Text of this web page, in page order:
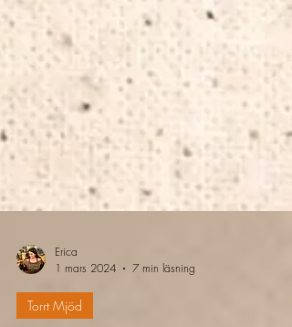
Erica
1 mars 2024